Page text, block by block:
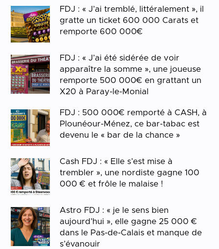
FDJ : « J’ai tremblé, littéralement », il
gratte un ticket 600 000 Carats et
remporte 600 000€
FDJ : « J’ai été sidérée de voir
apparaître la somme », une joueuse
remporte 500 000€ en grattant un
X20 à Paray-le-Monial
FDJ : 500 000€ remporté à CASH, à
Plounéour-Ménez, ce bar-tabac est
devenu le « bar de la chance »
Cash FDJ : « Elle s’est mise à
trembler », une nordiste gagne 100
000 € et frôle le malaise !
Astro FDJ : « je le sens bien
aujourd’hui », elle gagne 25 000 €
dans le Pas-de-Calais et manque de
s’évanouir